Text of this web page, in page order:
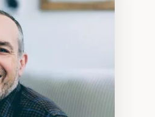
et justice sociale
et sollicitude en
et autochtonisation de la
du français
en contexte
et culturelle
et approches